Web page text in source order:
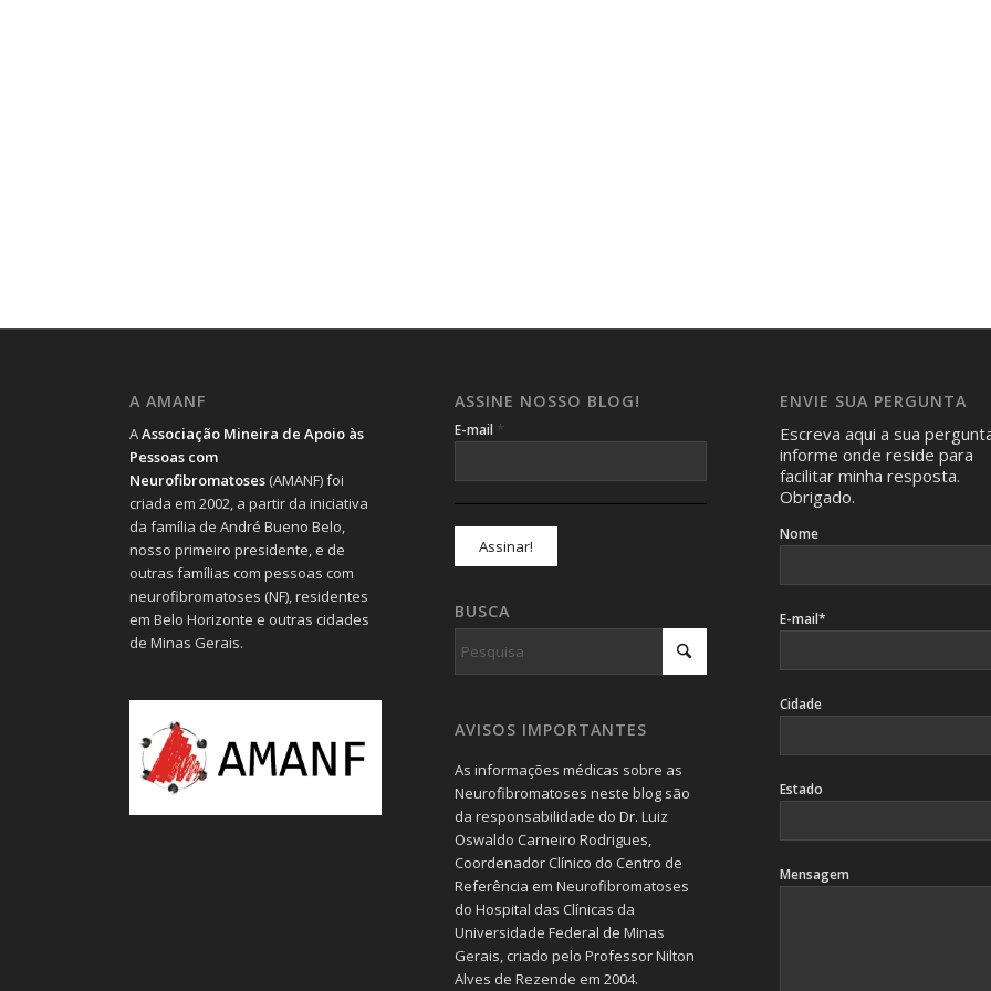
A AMANF
AAssociação Mineira de Apoio às
Pessoas com
Neurofibromatoses (AMANF) foi
criada em 2002, a partir da iniciativa
da família de André Bueno Belo,
nosso primeiro presidente, e de
outras famílias com pessoas com
neurofibromatoses (NF), residentes
em Belo Horizonte e outras cidades
de Minas Gerais.
ASSINE NOSSO BLOG!
E-mail *
BUSCA
AVISOS IMPORTANTES
As informações médicas sobre as
Neurofibromatoses neste blog são
da responsabilidade do Dr. Luiz
Oswaldo Carneiro Rodrigues,
Coordenador Clínico do Centro de
Referência em Neurofibromatoses
do Hospital das Clínicas da
Universidade Federal de Minas
Gerais, criado pelo Professor Nilton
Alves de Rezende em 2004.
ENVIE SUA PERGUNTA
Escreva aqui a sua
informe onde reside para
facilitar minha resposta.
Obrigado.
Nome
E-mail*
Cidade
Estado
Mensagem